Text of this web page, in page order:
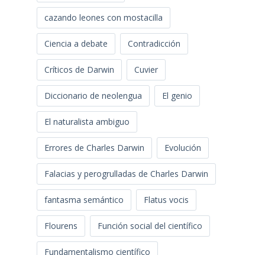
cazando leones con mostacilla
Ciencia a debate Contradicción
Críticos de Darwin Cuvier
Diccionario de neolengua El genio
El naturalista ambiguo
Errores de Charles Darwin Evolución
Falacias y perogrulladas de Charles Darwin
fantasma semántico Flatus vocis
Flourens Función social del científico
Fundamentalismo científico